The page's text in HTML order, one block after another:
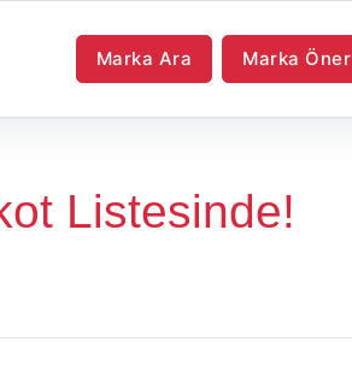
Marka Ara Marka Öner
Listesinde!